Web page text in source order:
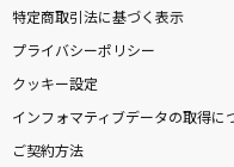
あの子コンプレックス
＝LOVE
特定商取引法に基づく表示
プライバシーポリシー
クッキー設定
インフォマティブデータの取得に
ご契約方法